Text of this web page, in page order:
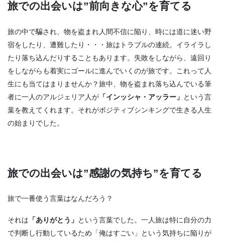
旅での出会いは”前向きな心”を育てる
旅の中で騙され、物を盗まれ人間不信に陥り、時には道に迷い野
宿をしたり、遭難したり・・・旅はトラブルの連続。イライラし
たり落ち込んだりすることもあります。失敗をしながら、遠回り
をしながらも着実にゴールに進んでいくのが旅です。これって人
生にも当てはまりませんか？旅中、物を盗まれ落ち込んでいる筆
者に一人のアルジェリア人が 「インッシャ・アッラー」 という言
葉を教えてくれます。それがポジティブシンキングで生きる人生
の始まりでした。
旅での出会いは”感謝の気持ち”を育てる
旅で一番使う言葉はなんだろう？
それは 「ありがとう」 という言葉でした。一人旅は特に自分の力
で判断し行動しているため「俺はすごい」という気持ちに陥りが